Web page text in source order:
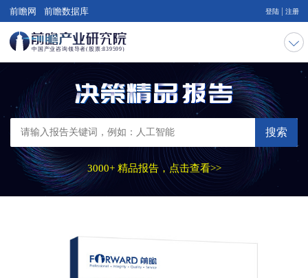
前瞻网 前瞻数据库 登陆 注册
搜索
3000+ 精品报告，点击查看>>